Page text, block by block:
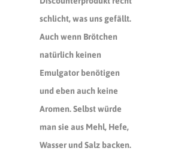
schlicht, was uns gefällt.
Auch wenn Brötchen
natürlich keinen
Emulgator benötigen
und eben auch keine
Aromen. Selbst würde
man sie aus Mehl, Hefe,
Wasser und Salz backen.